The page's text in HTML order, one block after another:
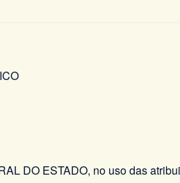
DO ESTADO, no uso das